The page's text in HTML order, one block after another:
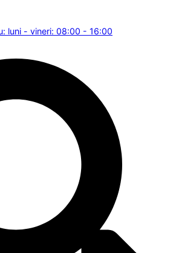
luni - vineri: 08:00 - 16:00